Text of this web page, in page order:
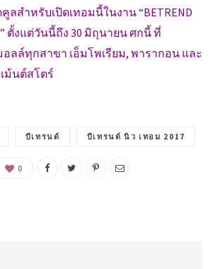
ลสำหรับเปิดเทอมนี้ในงาน “BETREND
ตั้งแต่วันนี้ถึง 30 มิถุนายน ศกนี้ ที่
มอลล์ทุกสาขา เอ็มโพเรียม, พารากอน และ
ม้นต์สโตร์
บีเทรนด์ บีเทรนด์ นิว เทอม 2017
0